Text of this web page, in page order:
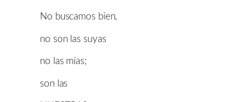
No buscamos bien,
no son las suyas
no las mías;
son las